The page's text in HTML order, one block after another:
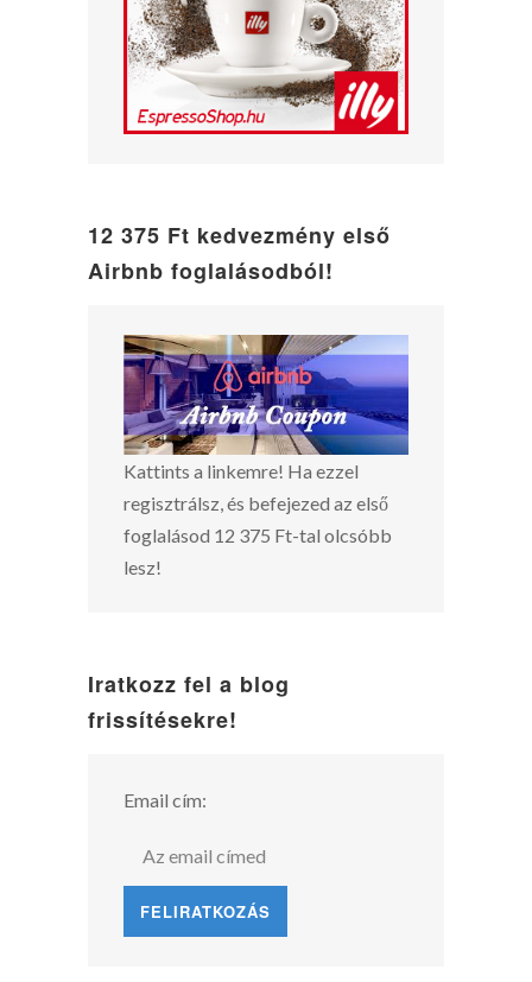
12 375 Ft kedvezmény első
Airbnb foglalásodból!
Kattints a linkemre! Ha ezzel
regisztrálsz, és befejezed az első
foglalásod 12 375 Ft-tal olcsóbb
lesz!
Iratkozz fel a blog
frissítésekre!
Email cím: